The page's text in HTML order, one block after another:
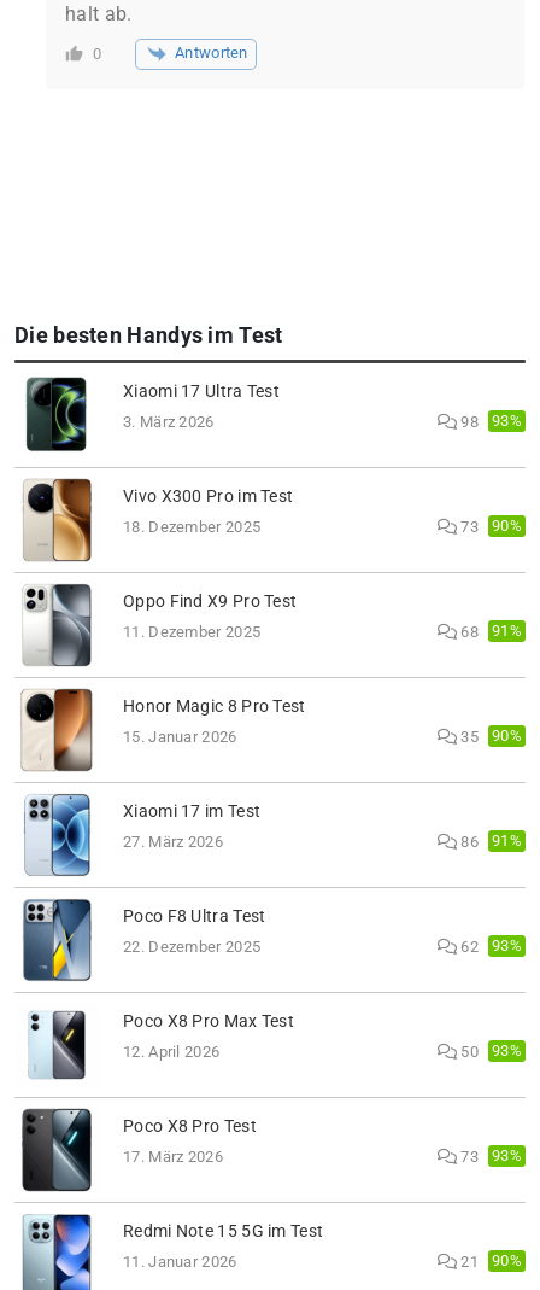
halt ab.
0 Antworten
Die besten Handys im Test
Xiaomi 17 Ultra Test
3. März 2026 98 93%
Vivo X300 Pro im Test
18. Dezember 2025 73 90%
Oppo Find X9 Pro Test
11. Dezember 2025 68 91%
Honor Magic 8 Pro Test
15. Januar 2026 35 90%
Xiaomi 17 im Test
27. März 2026 86 91%
Poco F8 Ultra Test
22. Dezember 2025 62 93%
Poco X8 Pro Max Test
12. April 2026 50 93%
Poco X8 Pro Test
17. März 2026 73 93%
Redmi Note 15 5G im Test
11. Januar 2026 21 90%